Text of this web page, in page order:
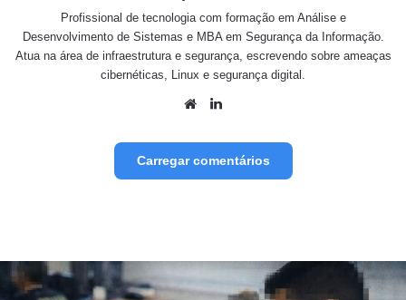
Profissional de tecnologia com formação em Análise e
Desenvolvimento de Sistemas e MBA em Segurança da Informação.
Atua na área de infraestrutura e segurança, escrevendo sobre ameaças
cibernéticas, Linux e segurança digital.
Website
Carregar comentários